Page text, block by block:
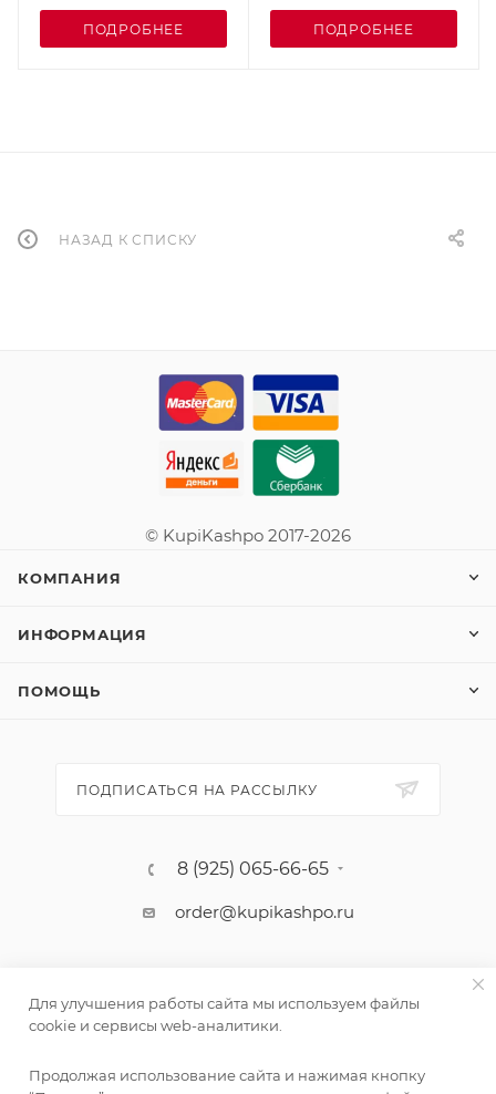
ПОДРОБНЕЕ ПОДРОБНЕЕ
НАЗАД К СПИСКУ
© KupiKashpo 2017-2026
КОМПАНИЯ
ИНФОРМАЦИЯ
ПОМОЩЬ
ПОДПИСАТЬСЯ НА РАССЫЛКУ
8 (925) 065-66-65
order@kupikashpo.ru
Для улучшения работы сайта мы используем файлы
cookie и сервисы web-аналитики.
Продолжая использование сайта и нажимая кнопку